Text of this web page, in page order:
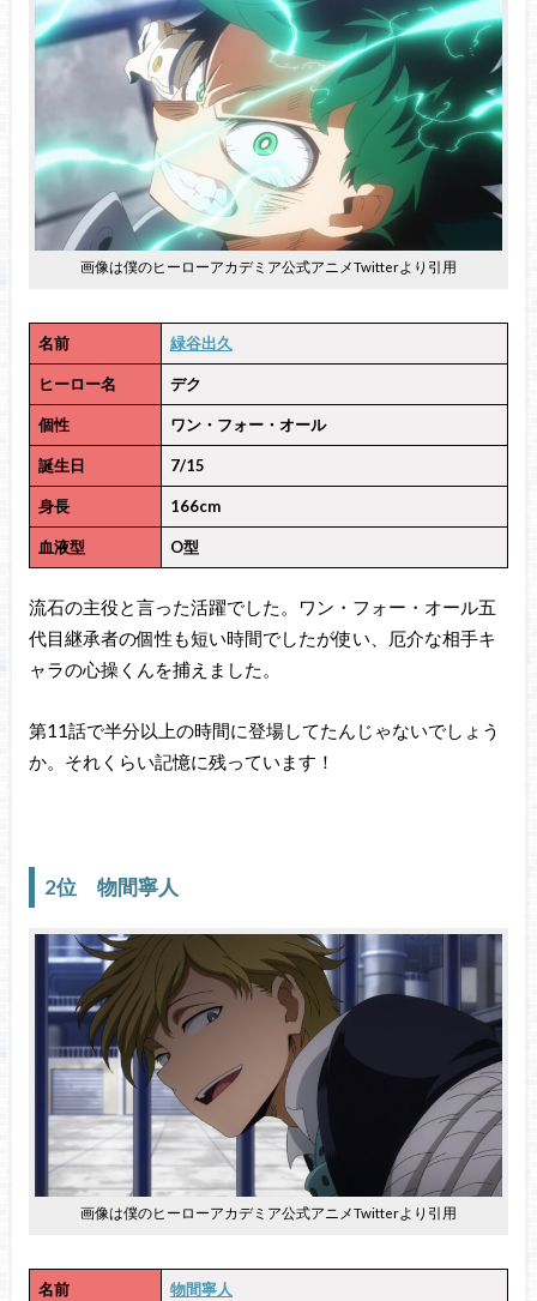
画像は僕のヒーローアカデミア公式アニメTwitterより引用
名前 緑谷出久
ヒーロー名 デク
個性 ワン・フォー・オール
誕生日 7/15
身長 166cm
血液型 O型
流石の主役と言った活躍でした。ワン・フォー・オール五
代目継承者の個性も短い時間でしたが使い、厄介な相手キ
ャラの心操くんを捕えました。
第11話で半分以上の時間に登場してたんじゃないでしょう
か。それくらい記憶に残っています！
2位 物間寧人
画像は僕のヒーローアカデミア公式アニメTwitterより引用
名前 物間寧人